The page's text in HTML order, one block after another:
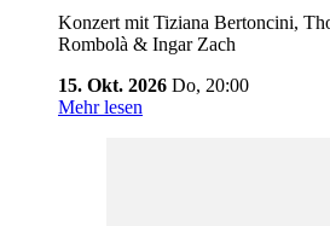
Konzert mit Tiziana Bertoncini,
Rombolà & Ingar Zach
15. Okt. 2026 Do, 20:00
Mehr lesen